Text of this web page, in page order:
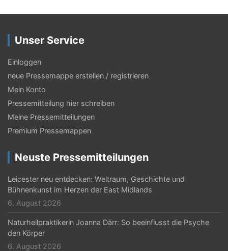
a
s
-
N
a
v
i
g
a
t
i
o
n
Unser Service
Einloggen
neue Pressemappe erstellen / registrieren
Mein Konto
Pressemitteilung hier schreiben
Meine Pressemitteilungen
Premium Pressemappen
Neuste Pressemitteilungen
Leicester neu entdecken: Weltraum, Geschichte und
Bühnenkunst im Herzen der East Midlands
6. August 2026
Naturheilpraktikerin Joanna Därr: So beeinflusst die Psyche
den Körper
6. August 2026